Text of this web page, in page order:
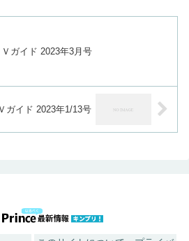
Ｖガイド 2023年3月号
ガイド 2023年1/13号